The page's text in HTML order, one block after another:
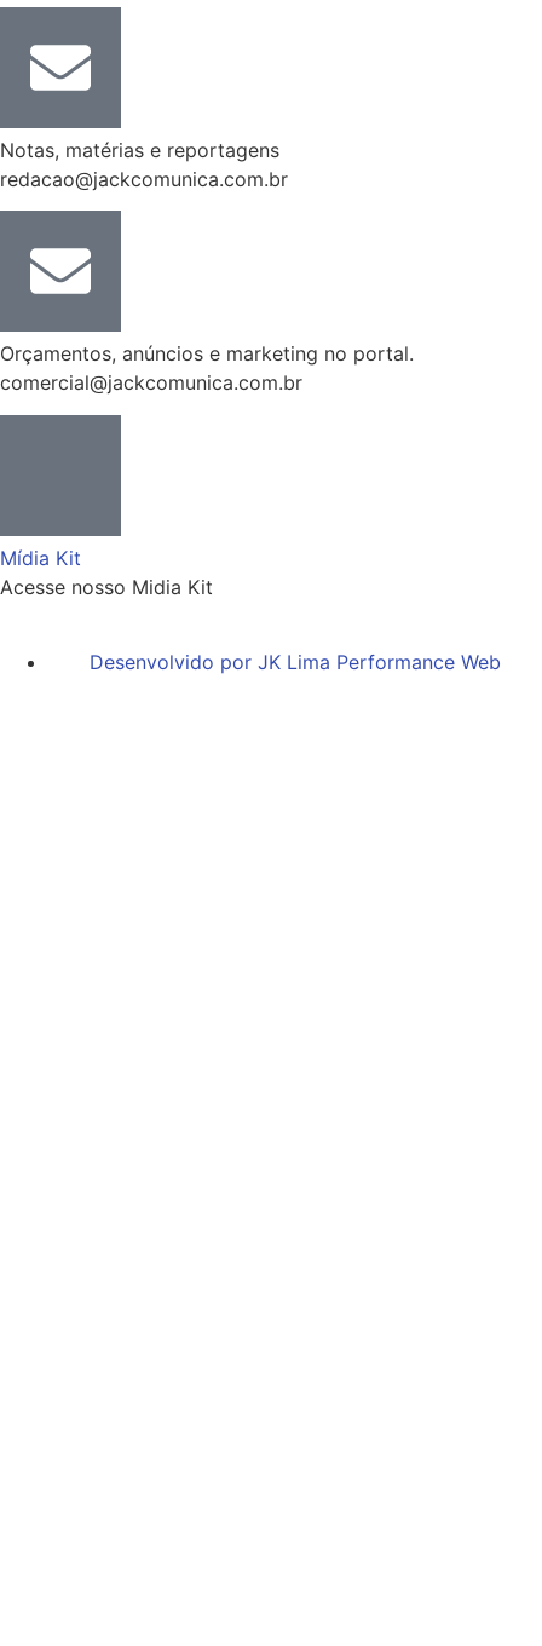
Notas, matérias e reportagens
redacao@jackcomunica.com.br
Orçamentos, anúncios e marketing no portal.
comercial@jackcomunica.com.br
Mídia Kit
Acesse nosso Midia Kit
Desenvolvido por JK Lima Performance Web